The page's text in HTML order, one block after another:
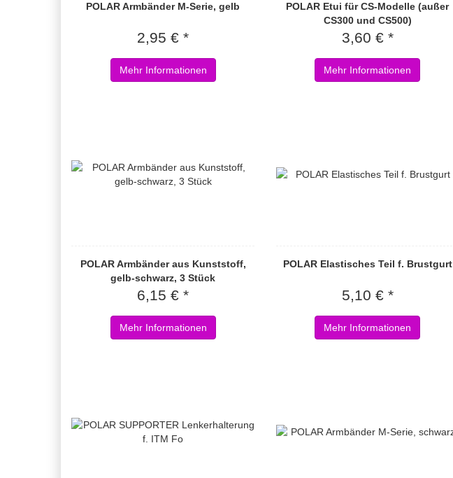
POLAR Armbänder M-Serie, gelb
2,95 € *
Mehr Informationen
POLAR Etui für CS-Modelle (außer
CS300 und CS500)
3,60 € *
Mehr Informationen
POLAR Armbänder aus Kunststoff,
gelb-schwarz, 3 Stück
6,15 € *
Mehr Informationen
POLAR Elastisches Teil f. Brustgurt
5,10 € *
Mehr Informationen